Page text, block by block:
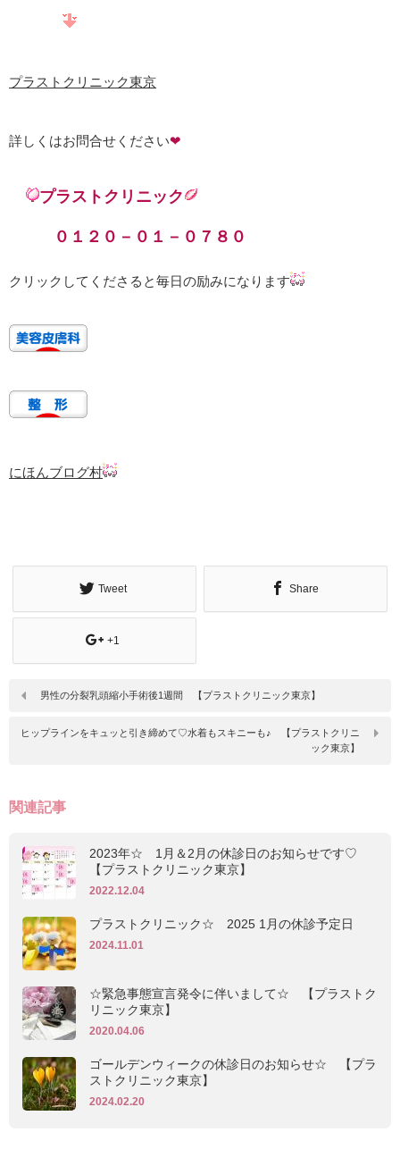
プラストクリニック東京
詳しくはお問合せください❤
プラストクリニック
０１２０－０１－０７８０
クリックしてくださると毎日の励みになります
にほんブログ村
Tweet Share
+1
男性の分裂乳頭縮小手術後1週間 【プラストクリニック東京】
ヒップラインをキュッと引き締めて♡水着もスキニーも♪ 【プラストクリニ
ック東京】
関連記事
2023年☆ 1月＆2月の休診日のお知らせです♡
【プラストクリニック東京】
2022.12.04
プラストクリニック☆ 2025 1月の休診予定日
2024.11.01
☆緊急事態宣言発令に伴いまして☆ 【プラストク
リニック東京】
2020.04.06
ゴールデンウィークの休診日のお知らせ☆ 【プラ
ストクリニック東京】
2024.02.20